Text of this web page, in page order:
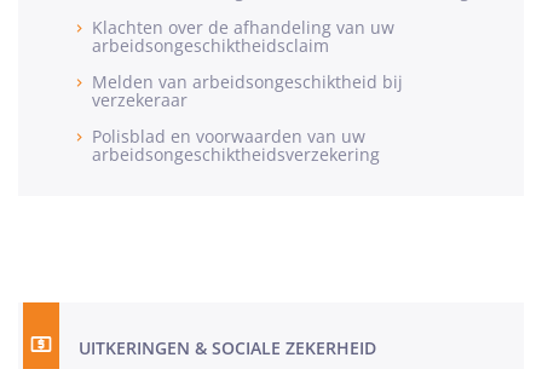
Klachten over de afhandeling van uw
arbeidsongeschiktheidsclaim
Melden van arbeidsongeschiktheid bij
verzekeraar
Polisblad en voorwaarden van uw
arbeidsongeschiktheidsverzekering
UITKERINGEN & SOCIALE ZEKERHEID